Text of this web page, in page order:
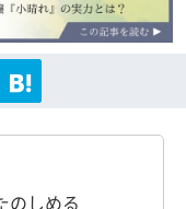
のしめる